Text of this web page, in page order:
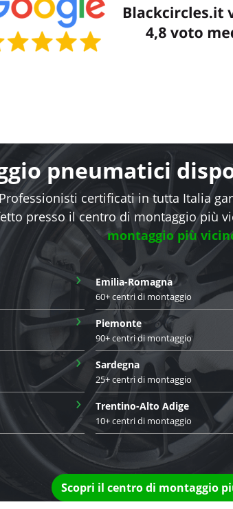
pneumatici
Professionisti certificati in tutta Italia
presso il centro di montaggio più
montaggio più
› Emilia-Romagna
60+ centri di montaggio
› Piemonte
90+ centri di montaggio
› Sardegna
25+ centri di montaggio
› Trentino-Alto Adige
10+ centri di montaggio
Scopri il centro di montaggio